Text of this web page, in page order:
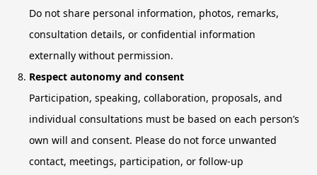
Do not share personal information, photos, remarks,
consultation details, or confidential information
externally without permission.
Respect autonomy and consent
Participation, speaking, collaboration, proposals, and
individual consultations must be based on each person’s
own will and consent. Please do not force unwanted
contact, meetings, participation, or follow-up